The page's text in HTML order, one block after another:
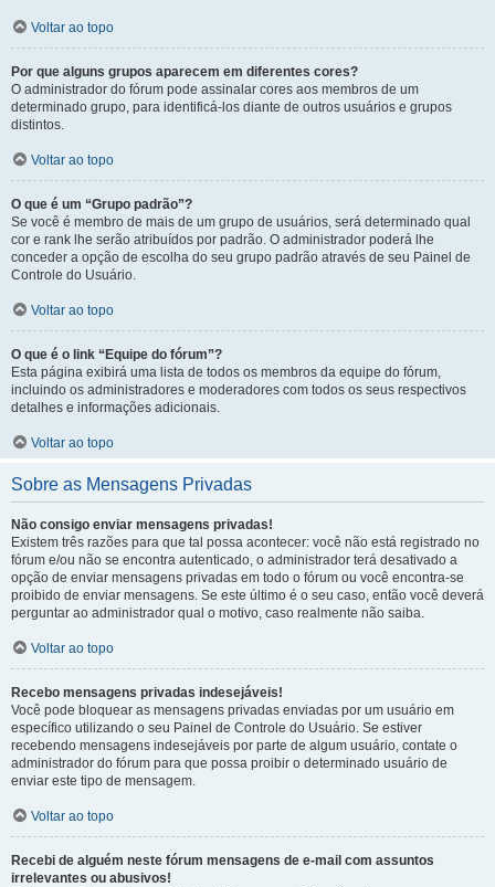
Voltar ao topo
Por que alguns grupos aparecem em diferentes cores?
O administrador do fórum pode assinalar cores aos membros de um
determinado grupo, para identificá-los diante de outros usuários e grupos
distintos.
Voltar ao topo
O que é um “Grupo padrão”?
Se você é membro de mais de um grupo de usuários, será determinado qual
cor e rank lhe serão atribuídos por padrão. O administrador poderá lhe
conceder a opção de escolha do seu grupo padrão através de seu Painel de
Controle do Usuário.
Voltar ao topo
O que é o link “Equipe do fórum”?
Esta página exibirá uma lista de todos os membros da equipe do fórum,
incluindo os administradores e moderadores com todos os seus respectivos
detalhes e informações adicionais.
Voltar ao topo
Sobre as Mensagens Privadas
Não consigo enviar mensagens privadas!
Existem três razões para que tal possa acontecer: você não está registrado no
fórum e/ou não se encontra autenticado, o administrador terá desativado a
opção de enviar mensagens privadas em todo o fórum ou você encontra-se
proibido de enviar mensagens. Se este último é o seu caso, então você deverá
perguntar ao administrador qual o motivo, caso realmente não saiba.
Voltar ao topo
Recebo mensagens privadas indesejáveis!
Você pode bloquear as mensagens privadas enviadas por um usuário em
específico utilizando o seu Painel de Controle do Usuário. Se estiver
recebendo mensagens indesejáveis por parte de algum usuário, contate o
administrador do fórum para que possa proibir o determinado usuário de
enviar este tipo de mensagem.
Voltar ao topo
Recebi de alguém neste fórum mensagens de e-mail com assuntos
irrelevantes ou abusivos!